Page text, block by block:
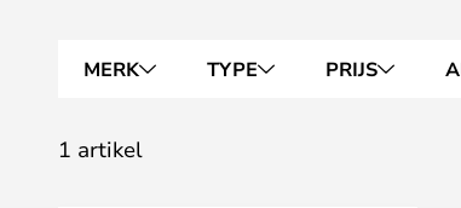
MERK TYPE PRIJS
1 artikel